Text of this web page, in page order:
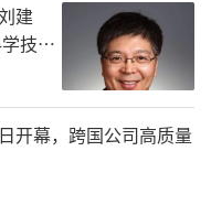
建
技术
开幕，跨国公司高质量